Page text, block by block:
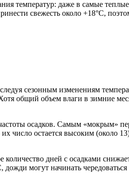
температур: даже в самые
свежесть около +18°C,
сезонным изменениям
общий объем влаги в зимние
осадков. Самым «мокрым»
число остается высоким (около
дней с осадками
могут начинать